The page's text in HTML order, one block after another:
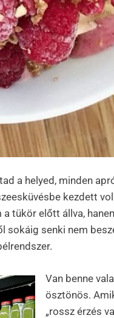
a helyed, minden
kezdett
tükör előtt állva,
sokáig senki nem
Van benne
ösztönös.
„rossz érzés